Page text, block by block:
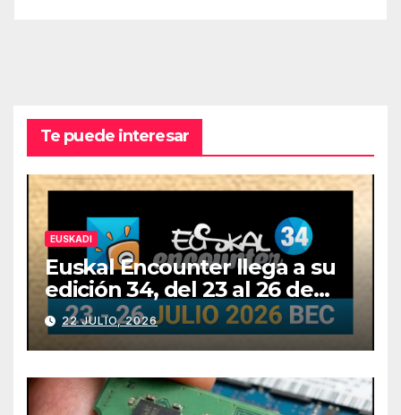
Te puede interesar
EUSKADI
Euskal Encounter llega a su
edición 34, del 23 al 26 de
julio
22 JULIO, 2026